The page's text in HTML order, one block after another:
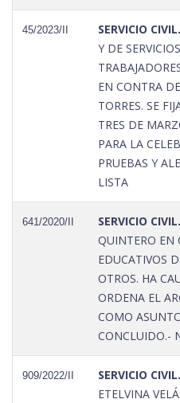
45/2023/II SERVICIO CIVIL.
Y DE
EN CONTRA
TORRES. SE
TRES DE
PARA LA
PRUEBAS Y
LISTA
641/2020/II SERVICIO CIVIL.
QUINTERO EN
EDUCATIVOS
OTROS. HA
ORDENA EL
COMO
CONCLUIDO.-
909/2022/II SERVICIO CIVIL.
ETELVINA